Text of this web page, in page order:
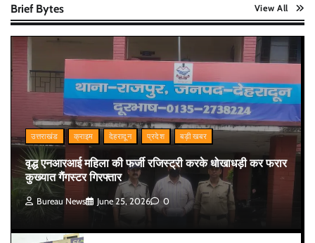
Brief Bytes View All
उत्तराखंड क्राइम देहरादून प्रदेश बड़ी खबर
वृद्ध एनआरआई महिला की फर्जी रजिस्ट्री करके धोखाधड़ी कर फरार
कुख्यात गैंगस्टर गिरफ्तार
Bureau News June 25, 2026 0